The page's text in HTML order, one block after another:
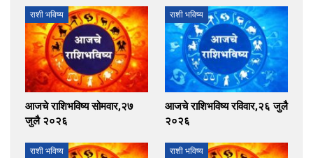
राशी भविष्य
आजचे राशिभविष्य सोमवार,२७
जुलै २०२६
राशी भविष्य
आजचे राशिभविष्य रविवार,२६ जुलै
२०२६
राशी भविष्य राशी भविष्य